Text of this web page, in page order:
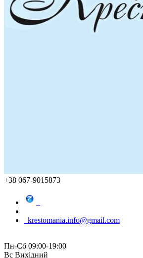
+38 067-9015873
krestomania.info@gmail.com
Пн-Сб 09:00-19:00
Вс Вихідний